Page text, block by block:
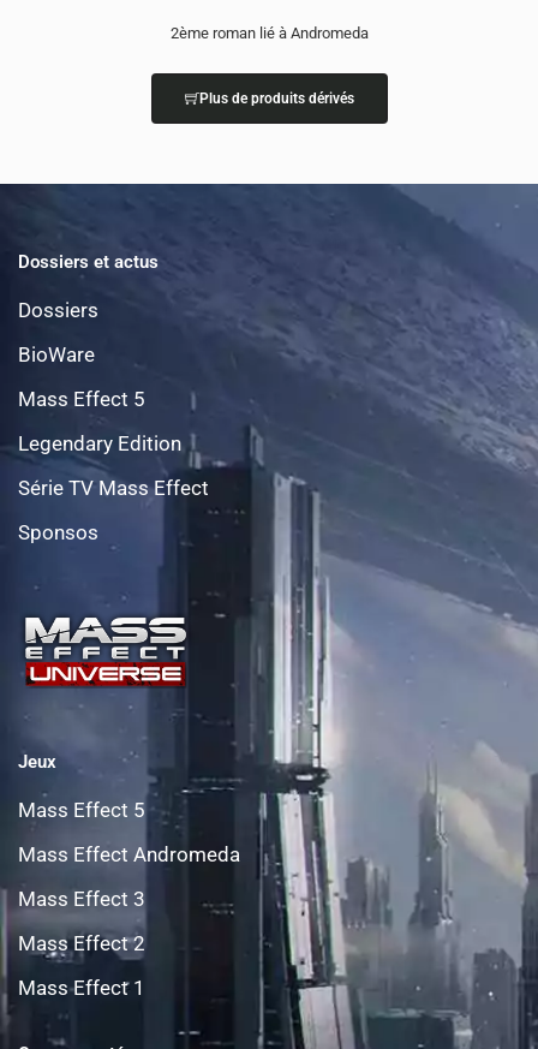
2ème roman lié à Andromeda
Plus de produits dérivés
Dossiers et actus
Dossiers
BioWare
Mass Effect 5
Legendary Edition
Série TV Mass Effect
Sponsos
Jeux
Mass Effect 5
Mass Effect Andromeda
Mass Effect 3
Mass Effect 2
Mass Effect 1